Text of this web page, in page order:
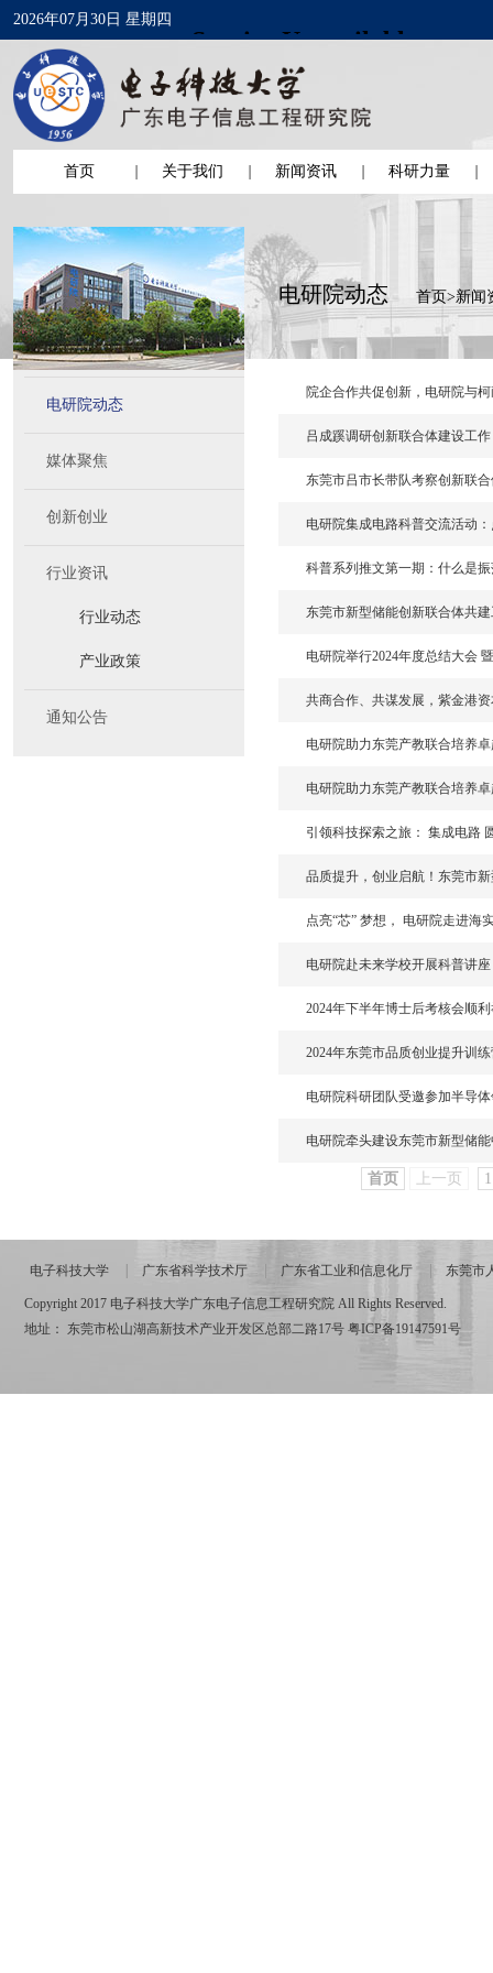
2026年07月30日 星期四
首页 关于我们 新闻资讯 科研力量
电研院动态
媒体聚焦
创新创业
行业资讯
行业动态
产业政策
通知公告
电研院动态 首页>新闻
院企合作共促创新，电研院与
吕成蹊调研创新联合体建设工
东莞市吕市长带队考察创新联
电研院集成电路科普交流活动
科普系列推文第一期：什么是
东莞市新型储能创新联合体共
电研院举行2024年度总结大会
共商合作、共谋发展，紫金港
电研院助力东莞产教联合培养
电研院助力东莞产教联合培养
引领科技探索之旅： 集成电路
品质提升，创业启航！东莞市
点亮“芯” 梦想， 电研院走进海
电研院赴未来学校开展科普讲座
2024年下半年博士后考核会顺
2024年东莞市品质创业提升训
电研院科研团队受邀参加半导
电研院牵头建设东莞市新型储
首页 上一页 1
电子科技大学 广东省科学技术厅 广东省工业和信息化厅 东莞市
Copyright 2017 电子科技大学广东电子信息工程研究院 All Rights Reserved.
地址： 东莞市松山湖高新技术产业开发区总部二路17号 粤ICP备19147591号